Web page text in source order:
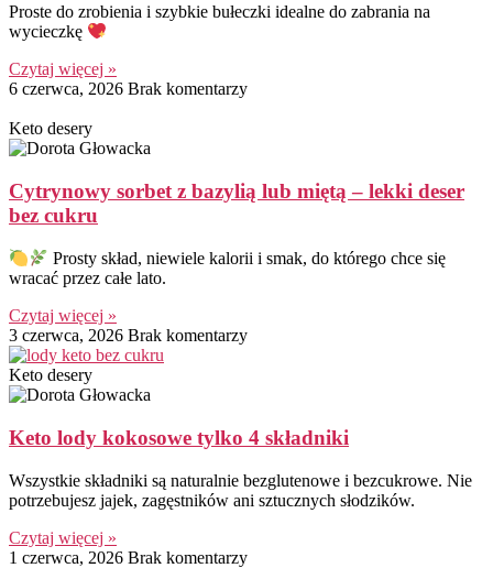
Proste do zrobienia i szybkie bułeczki idealne do zabrania na
wycieczkę
Czytaj więcej »
6 czerwca, 2026 Brak komentarzy
Keto desery
Cytrynowy sorbet z bazylią lub miętą – lekki deser
bez cukru
Prosty skład, niewiele kalorii i smak, do którego chce się
wracać przez całe lato.
Czytaj więcej »
3 czerwca, 2026 Brak komentarzy
Keto desery
Keto lody kokosowe tylko 4 składniki
Wszystkie składniki są naturalnie bezglutenowe i bezcukrowe. Nie
potrzebujesz jajek, zagęstników ani sztucznych słodzików.
Czytaj więcej »
1 czerwca, 2026 Brak komentarzy